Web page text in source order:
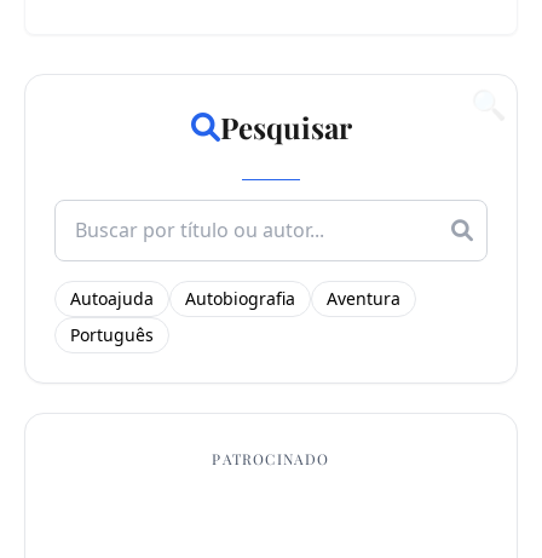
Pesquisar
Search
for:
Autoajuda Autobiografia
Aventura
Português
PATROCINADO